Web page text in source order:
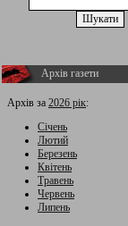
Архів газети
Архів за 2026 рік:
Січень
Лютий
Березень
Квітень
Травень
Червень
Липень